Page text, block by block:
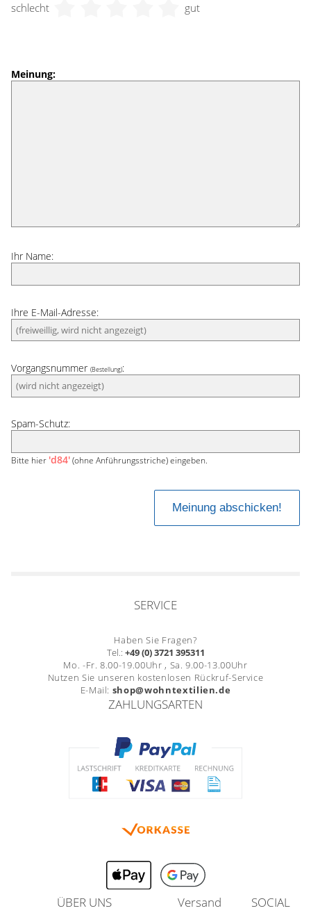
schlecht gut
Meinung:
Ihr Name:
Ihre E-Mail-Adresse:
Vorgangsnummer (Bestellung):
Spam-Schutz:
Bitte hier 'd84'(ohne Anführungsstriche) eingeben.
SERVICE
Haben Sie Fragen?
Tel.: +49 (0) 3721 395311
Mo. -Fr. 8.00-19.00Uhr , Sa. 9.00-13.00Uhr
Nutzen Sie unseren kostenlosen Rückruf-Service
E-Mail: shop@wohntextilien.de
ZAHLUNGSARTEN
ÜBER UNS Versand SOCIAL